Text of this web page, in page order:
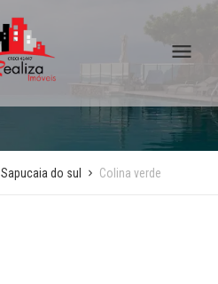
Sapucaia do sul Colina verde